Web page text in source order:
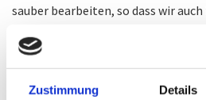
Zustimmung Details
sauber bearbeiten, so dass wir
Zu unseren langjährigen Kunden
Inneneinrichter, Architekten,